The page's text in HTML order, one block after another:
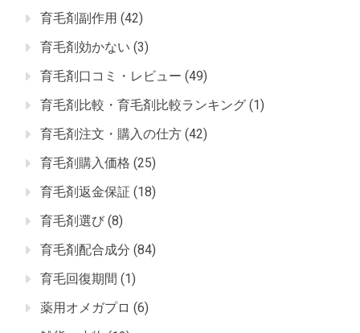
育毛剤副作用 (42)
育毛剤効かない (3)
育毛剤口コミ・レビュー (49)
育毛剤比較・育毛剤比較ランキング (1)
育毛剤注文・購入の仕方 (42)
育毛剤購入価格 (25)
育毛剤返金保証 (18)
育毛剤選び (8)
育毛剤配合成分 (84)
育毛回復期間 (1)
薬用オメガプロ (6)